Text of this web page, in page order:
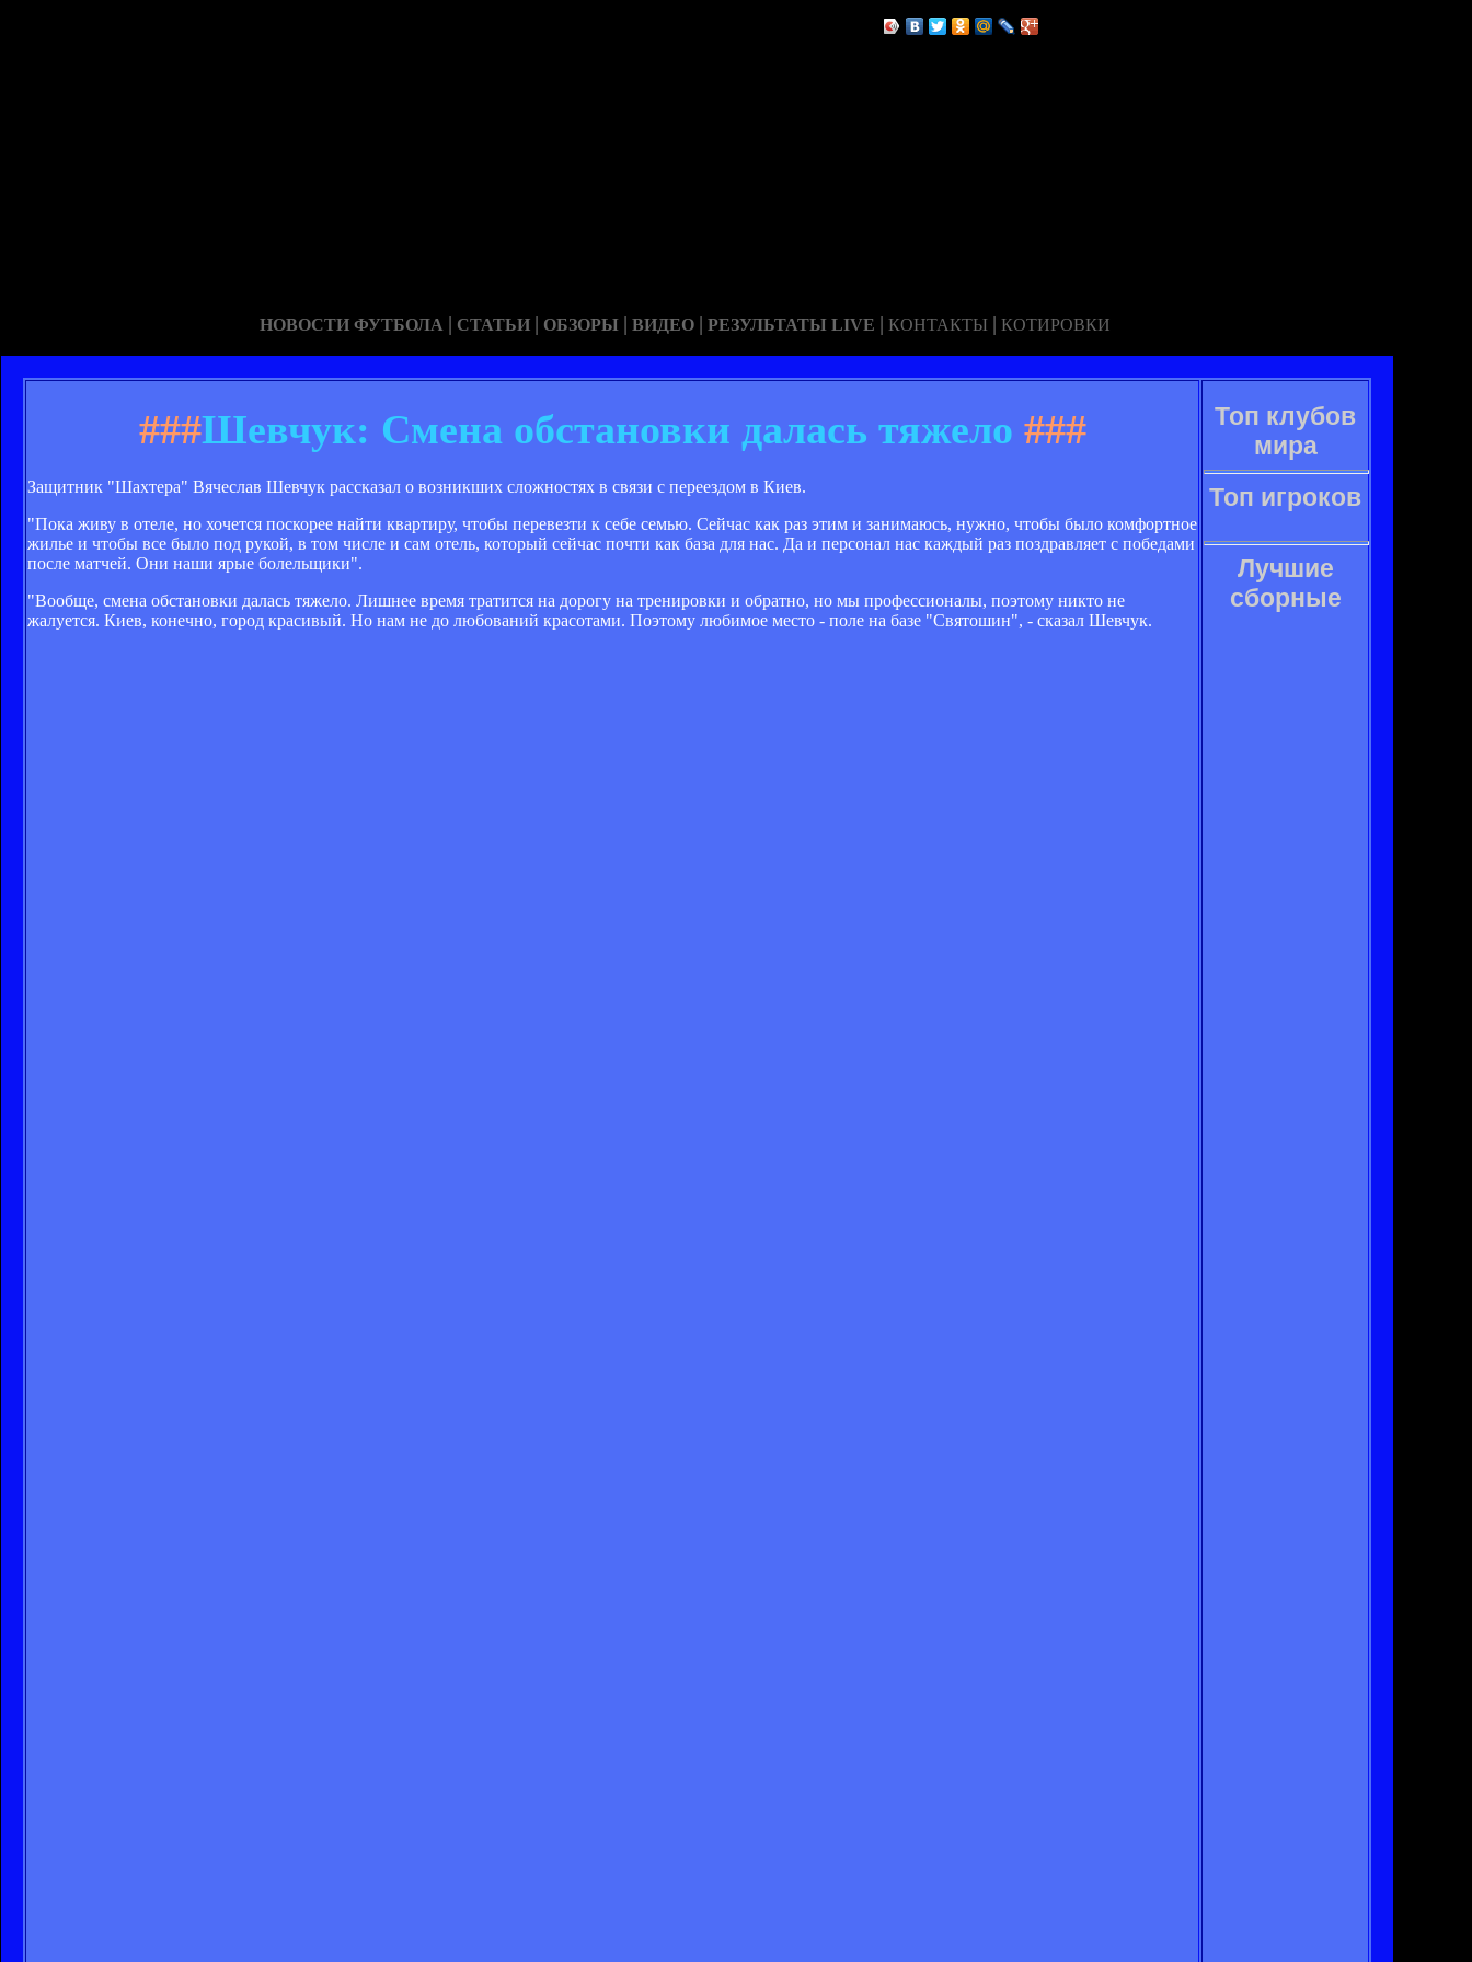
НОВОСТИ ФУТБОЛА | СТАТЬИ | ОБЗОРЫ | ВИДЕО | РЕЗУЛЬТАТЫ LIVE | КОНТАКТЫ | КОТИРОВКИ
###Шевчук: Смена обстановки далась тяжело ###
Защитник "Шахтера" Вячеслав Шевчук рассказал о возникших сложностях в связи с переездом в Киев.
"Пока живу в отеле, но хочется поскорее найти квартиру, чтобы перевезти к себе семью. Сейчас как раз этим и занимаюсь, нужно, чтобы было комфортное
жилье и чтобы все было под рукой, в том числе и сам отель, который сейчас почти как база для нас. Да и персонал нас каждый раз поздравляет с победами
после матчей. Они наши ярые болельщики".
"Вообще, смена обстановки далась тяжело. Лишнее время тратится на дорогу на тренировки и обратно, но мы профессионалы, поэтому никто не
жалуется. Киев, конечно, город красивый. Но нам не до любований красотами. Поэтому любимое место - поле на базе "Святошин", - сказал Шевчук.
Топ клубов
мира
Топ игроков
Лучшие
сборные